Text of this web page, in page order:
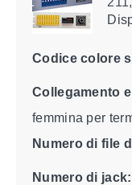
Codice colore
Collegamento
femmina per
Numero di file
Numero di jack: